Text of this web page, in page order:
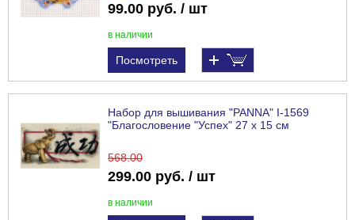
99.00 руб. / шт
в наличии
Посмотреть
Набор для вышивания "PANNA" I-1569
"Благословение "Успех" 27 х 15 см
568.00
299.00 руб. / шт
в наличии